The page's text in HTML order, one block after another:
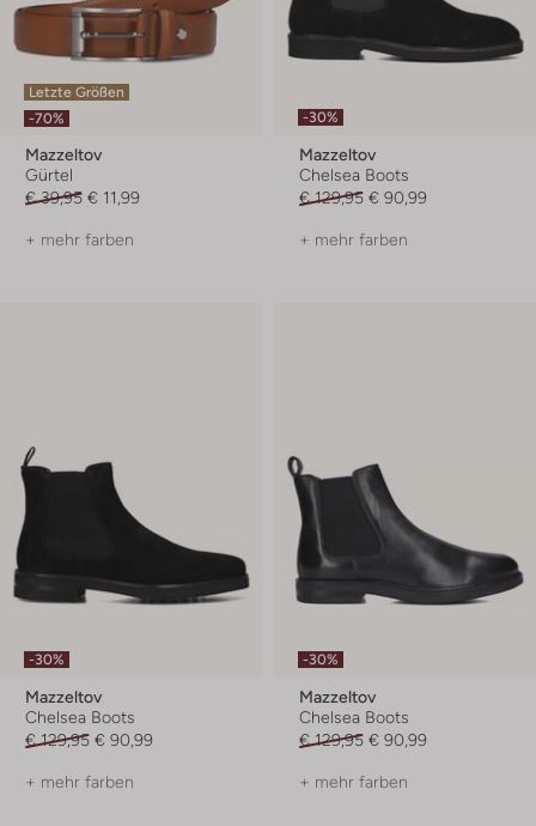
Letzte Größen
-70%
Mazzeltov
Gürtel
€ 39,95 € 11,99
+ mehr farben
-30%
Mazzeltov
Chelsea Boots
€ 129,95 € 90,99
+ mehr farben
-30%
Mazzeltov
Chelsea Boots
€ 129,95 € 90,99
+ mehr farben
-30%
Mazzeltov
Chelsea Boots
€ 129,95 € 90,99
+ mehr farben